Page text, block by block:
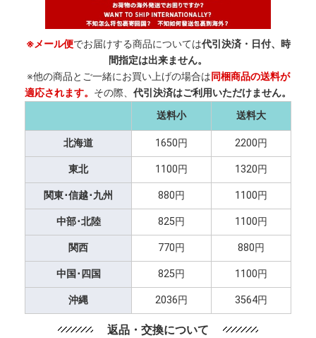
※メール便でお届けする商品については代引決済・日付、時
間指定は出来ません。
※他の商品とご一緒にお買い上げの場合は同梱商品の送料が
適応されます。 その際、 代引決済はご利用いただけません。
送料小
送料大
北海道 1650円 2200円
東北 1100円 1320円
関東･信越･九州 880円 1100円
中部･北陸 825円 1100円
関西 770円 880円
中国･四国 825円 1100円
沖縄 2036円 3564円
返品・交換について